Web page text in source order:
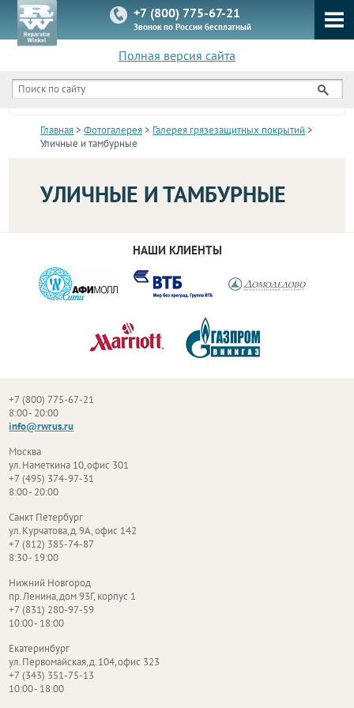
+7 (800) 775-67-21
Звонок по России бесплатный
Полная версия сайта
КАТАЛОГ
Главная>Фотогалерея> Галерея грязезащитных покрытий >
Уличные и тамбурные
УЛИЧНЫЕ И ТАМБУРНЫЕ
НАШИ КЛИЕНТЫ
+7 (800) 775-67-21
8:00 - 20:00
info@rwrus.ru
Москва
ул. Наметкина 10, офис 301
+7 (495) 374-97-31
8:00 - 20:00
Санкт Петербург
ул. Курчатова, д. 9А, офис 142
+7 (812) 385-74-87
8:30 - 19:00
Нижний Новгород
пр. Ленина, дом 93Г, корпус 1
+7 (831) 280-97-59
10:00 - 18:00
Екатеринбург
ул. Первомайская, д. 104, офис 323
+7 (343) 351-75-13
10:00 - 18:00